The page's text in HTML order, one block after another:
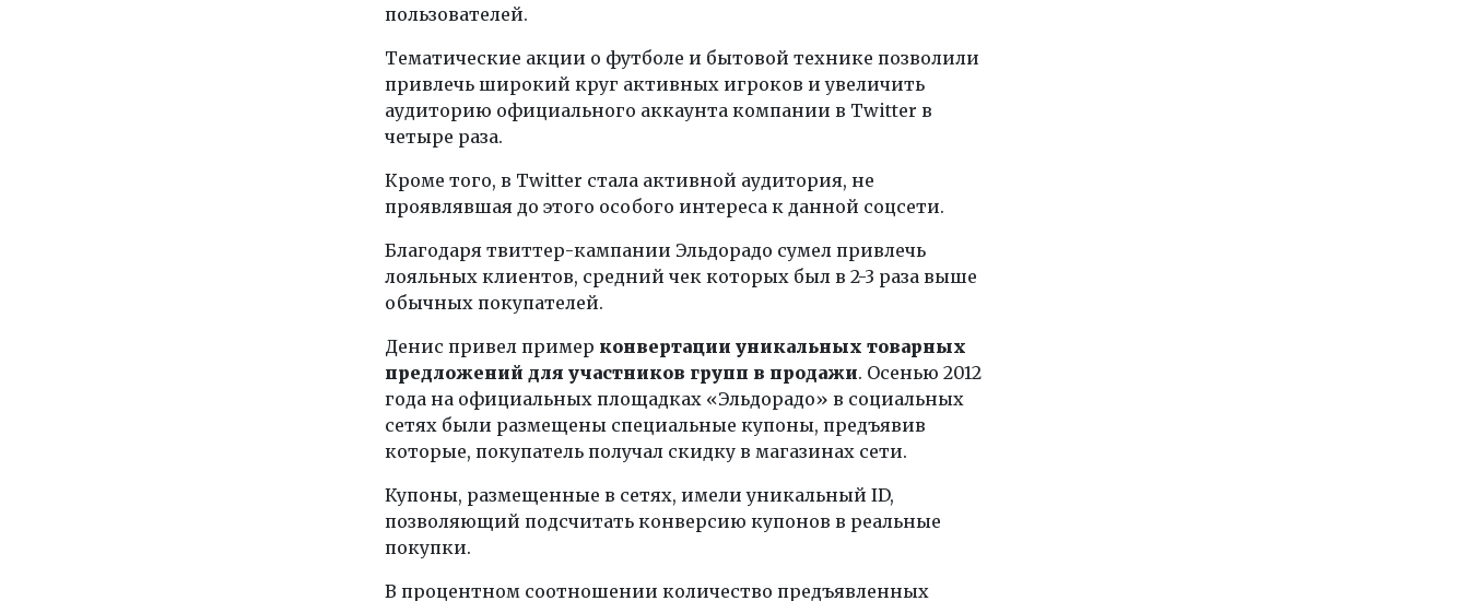
пользователей.
Тематические акции о футболе и бытовой технике позволили
привлечь широкий круг активных игроков и увеличить
аудиторию официального аккаунта компании в Twitter в
четыре раза.
Кроме того, в Twitter стала активной аудитория, не
проявлявшая до этого особого интереса к данной соцсети.
Благодаря твиттер-кампании Эльдорадо сумел привлечь
лояльных клиентов, средний чек которых был в 2-3 раза выше
обычных покупателей.
Денис привел пример конвертации уникальных товарных
предложений для участников групп в продажи. Осенью 2012
года на официальных площадках «Эльдорадо» в социальных
сетях были размещены специальные купоны, предъявив
которые, покупатель получал скидку в магазинах сети.
Купоны, размещенные в сетях, имели уникальный ID,
позволяющий подсчитать конверсию купонов в реальные
покупки.
В процентном соотношении количество предъявленных